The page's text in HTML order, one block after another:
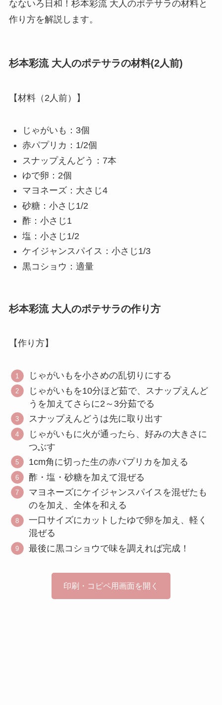
なないろ日和！杉本彩流 大人のポテサラの材料と
作り方を解説します。
杉本彩流 大人のポテサラの材料(2人前)
【材料（2人前）】
じゃがいも：3個
赤パプリカ：1/2個
スナップえんどう：7本
ゆで卵：2個
マヨネーズ：大さじ4
砂糖：小さじ1/2
酢：小さじ1
塩：小さじ1/2
ケイジャンスパイス：小さじ1/3
黒コショウ：適量
杉本彩流 大人のポテサラの作り方
【作り方】
じゃがいもを小さめの乱切りにする
じゃがいもを10分ほど茹で、スナップえんど
うを加えてさらに2～3分茹でる
スナップえんどうは先に取り出す
じゃがいもに火が通ったら、好みの大きさに
つぶす
1cm角に切った生の赤パプリカを加える
酢・塩・砂糖を加えて混ぜる
マヨネーズにケイジャンスパイスを混ぜたも
のを加え、全体を和える
一口サイズにカットしたゆで卵を加え、軽く
混ぜる
最後に黒コショウで味を調えれば完成！
印刷・コピペ用画面を開く